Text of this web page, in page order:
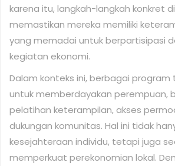
karena itu, langkah-langkah konkret
memastikan mereka memiliki
yang memadai untuk berpartisipasi
kegiatan ekonomi.
Dalam konteks ini, berbagai program
untuk memberdayakan perempuan,
pelatihan keterampilan, akses
dukungan komunitas. Hal ini tidak
kesejahteraan individu, tetapi juga
memperkuat perekonomian lokal.